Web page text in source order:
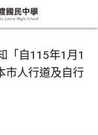
「自115年1月1
市人行道及自行